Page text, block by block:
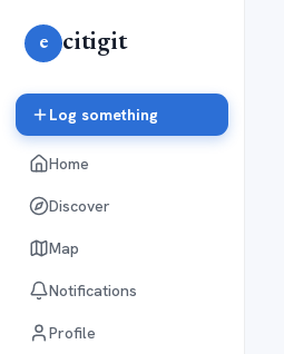
e citigit
Log something
Home
Discover
Map
Notifications
Profile